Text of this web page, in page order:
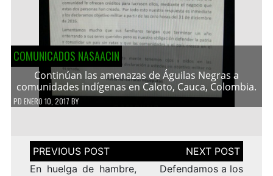
COMUNICADOS NASAACIN
Continúan las amenazas de Águilas Negras a
comunidades indígenas en Caloto, Cauca, Colombia.
PD ENERO 10, 2017 BY
Navegación
de
entradas
En huelga de hambre,
Defendamos a los